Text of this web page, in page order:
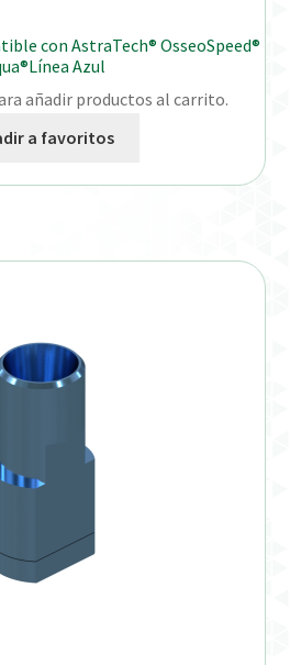
con AstraTech® OsseoSpeed®
Azul
añadir productos al carrito.
a favoritos